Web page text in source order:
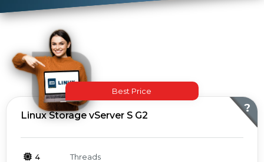
Produkte ?
Best Price
Linux Storage vServer S G2
4
Threads